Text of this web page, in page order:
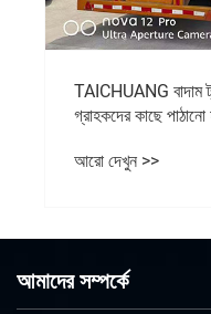
TAICHUANG বাদাম
গ্রাহকদের কাছে পাঠানো
আরো দেখুন >>
আমাদের সম্পর্কে